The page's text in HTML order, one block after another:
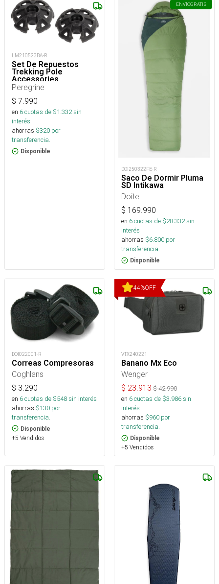
LM210523BA-R
Set De Repuestos
Trekking Pole
Accessories
Peregrine
$ 7.990
en 6cuotas de $1.332sin
interés
ahorras $320 por
transferencia.
Disponible
ENVÍOGRATIS
DOI250322FE-R
Saco De Dormir Pluma
SD Intikawa
Doite
$ 169.990
en 6cuotas de $28.332sin
interés
ahorras $6.800 por
transferencia.
Disponible
DOI022001-R
Correas Compresoras
Coghlans
$ 3.290
en 6cuotas de $548sin interés
ahorras $130 por
transferencia.
Disponible
+5 Vendidos
44%OFF
VTX240221
Banano Mx Eco
Wenger
$ 23.913 $42.990
en 6cuotas de $3.986sin
interés
ahorras $960 por
transferencia.
Disponible
+5 Vendidos